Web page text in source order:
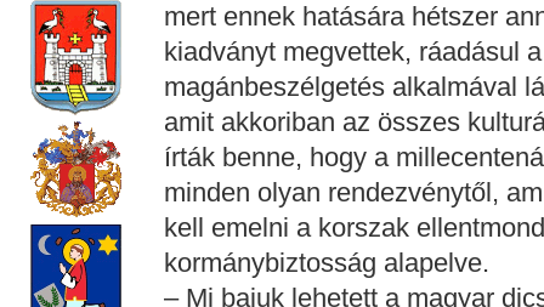
mert ennek hatására hétszer
kiadványt megvettek, ráadásul
magánbeszélgetés alkalmával
amit akkoriban az összes
írták benne, hogy a
minden olyan rendezvénytől,
kell emelni a korszak
kormánybiztosság alapelve.
– Mi bajuk lehetett a magyar